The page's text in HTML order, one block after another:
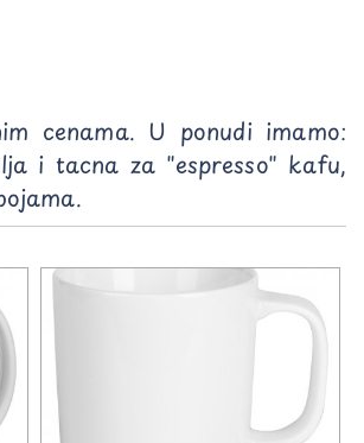
cenama. U ponudi imamo:
i tacna za "espresso" kafu,